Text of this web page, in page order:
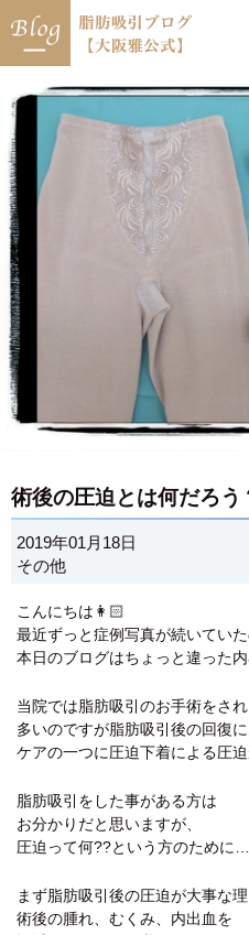
術後の圧迫とは何だろう
2019年01月18日
その他
こんにちは👩🏻
最近ずっと症例写真が続いてい
本日のブログはちょっと違った
当院では脂肪吸引のお手術をさ
多いのですが脂肪吸引後の回復
ケアの一つに圧迫下着による圧迫
脂肪吸引をした事がある方は
お分かりだと思いますが、
圧迫って何??という方のために…
まず脂肪吸引後の圧迫が大事な
術後の腫れ、むくみ、内出血を